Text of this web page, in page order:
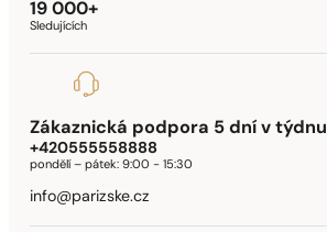
19 000+
Sledujících
Zákaznická podpora 5 dní v týdnu
+420555558888
pondělí – pátek:9:00 - 15:30
info@parizske.cz